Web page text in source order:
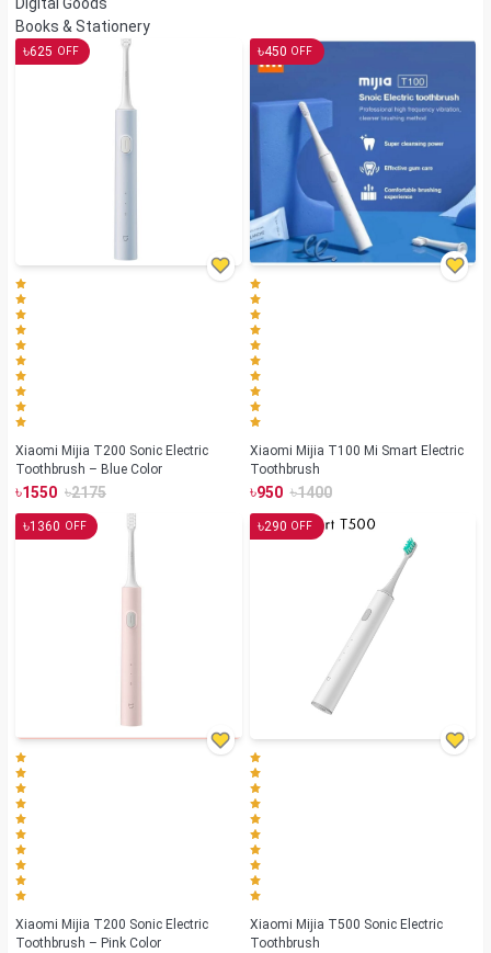
Digital Goods
Books & Stationery
৳625 OFF
Xiaomi Mijia T200 Sonic Electric
Toothbrush – Blue Color
৳1550 ৳2175
৳450 OFF
Xiaomi Mijia T100 Mi Smart Electric
Toothbrush
৳950 ৳1400
৳1360 OFF
Xiaomi Mijia T200 Sonic Electric
Toothbrush – Pink Color
৳290 OFF
Xiaomi Mijia T500 Sonic Electric
Toothbrush